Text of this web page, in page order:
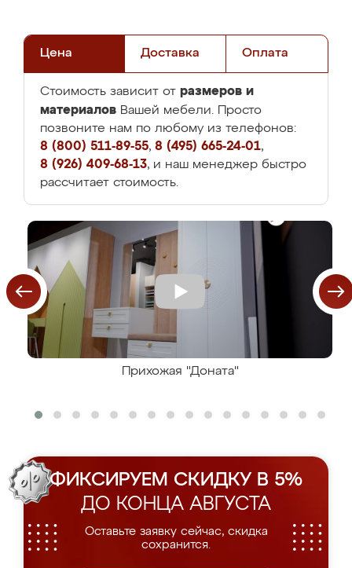
Цена Доставка Оплата
Стоимость зависит от размеров и
материалов Вашей мебели. Просто
позвоните нам по любому из телефонов:
8 (800) 511-89-55, 8 (495) 665-24-01,
8 (926) 409-68-13, и наш менеджер быстро
рассчитает стоимость.
Прихожая "Доната"
ФИКСИРУЕМ СКИДКУ В 5%
ДО КОНЦА АВГУСТА
Оставьте заявку сейчас, скидка
сохранится.